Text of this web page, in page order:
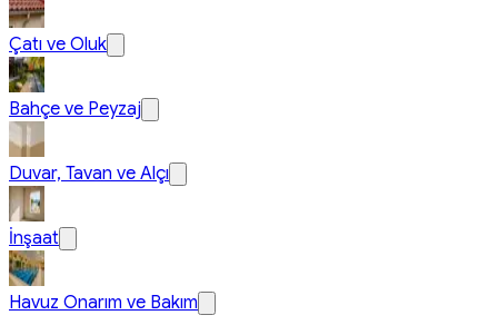
Çatı ve Oluk
Bahçe ve Peyzaj
Duvar, Tavan ve Alçı
İnşaat
Havuz Onarım ve Bakım